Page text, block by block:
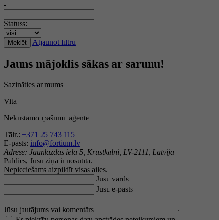
-
Statuss:
Meklēt Atjaunot filtru
Jauns mājoklis sākas ar sarunu!
Sazināties ar mums
Vita
Nekustamo īpašumu aģente
Tālr.: +371 25 743 115
E-pasts: info@fortium.lv
Adrese: Jaunlazdas iela 5, Krustkalni, LV-2111, Latvija
Paldies, Jūsu ziņa ir nosūtīta.
Nepieciešams aizpildīt visas ailes.
Jūsu vārds
Jūsu e-pasts
Jūsu jautājums vai komentārs